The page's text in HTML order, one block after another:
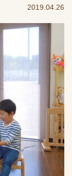
2019.04.26